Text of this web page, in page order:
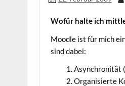
Wofür hal­te ich
Mood­le ist für mich
sind dabei:
Asyn­chro­ni­tät
Orga­ni­sier­te